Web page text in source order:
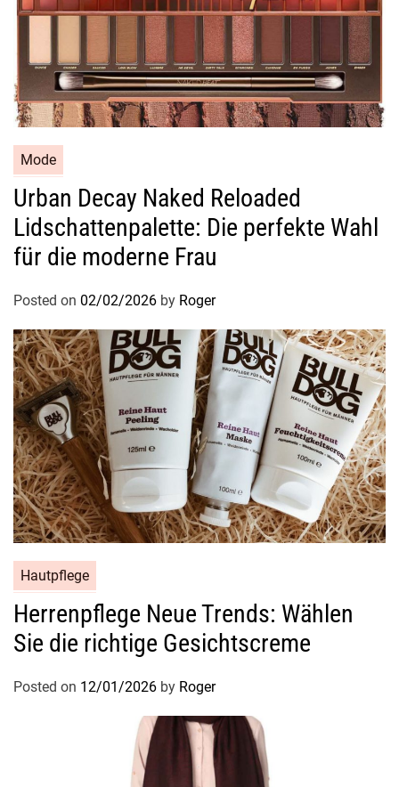
s
c
h
e
S
u
r
k
e
i
t
Mode
Urban Decay Naked Reloaded
Lidschattenpalette: Die perfekte Wahl
für die moderne Frau
Posted on 02/02/2026 by Roger
Hautpflege
Herrenpflege Neue Trends: Wählen
Sie die richtige Gesichtscreme
Posted on 12/01/2026 by Roger